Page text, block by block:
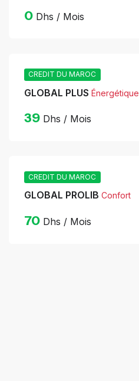
0Dhs / Mois
CREDIT DU MAROC
GLOBAL PLUS Énergétique
39Dhs / Mois
CREDIT DU MAROC
GLOBAL PROLIB Confort
70Dhs / Mois